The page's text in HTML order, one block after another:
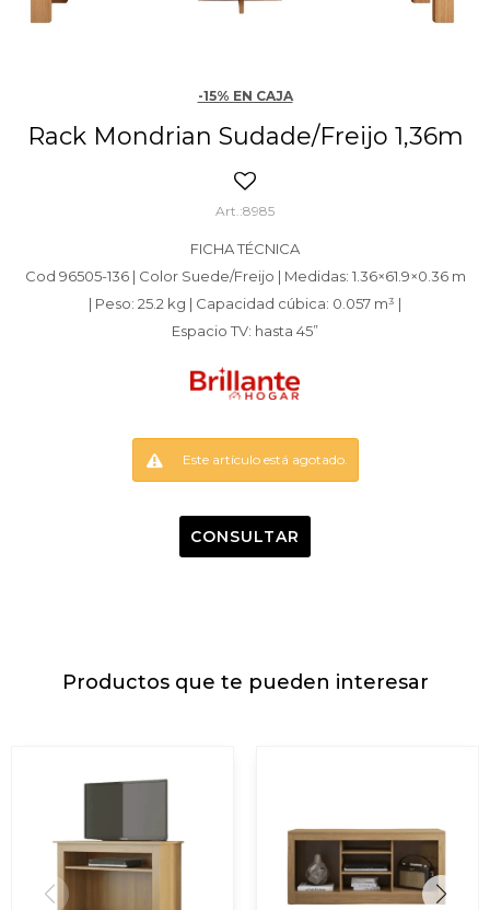
-15% EN CAJA
Rack Mondrian Sudade/Freijo 1,36m
8985
FICHA TÉCNICA
Cod 96505-136 | Color Suede/Freijo | Medidas: 1.36×61.9×0.36 m
| Peso: 25.2 kg | Capacidad cúbica: 0.057 m³ |
Espacio TV: hasta 45”
Este artículo está agotado.
CONSULTAR
Productos que te pueden interesar